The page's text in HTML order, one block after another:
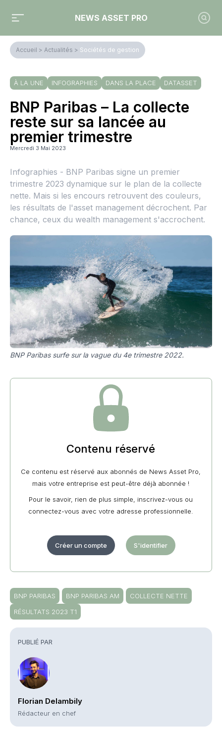
NEWS ASSET PRO
Accueil > Actualités > Sociétés de gestion
PUBLIÉ PAR
Florian Delambily
Rédacteur en chef
À LA UNE INFOGRAPHIES DANS LA PLACE DATASSET
BNP Paribas – La collecte
reste sur sa lancée au
premier trimestre
Mercredi 3 Mai 2023
Infographies - BNP Paribas signe un premier
trimestre 2023 dynamique sur le plan de la collecte
nette. Mais si les encours retrouvent des couleurs,
les résultats de l'asset management décrochent. Par
chance, ceux du wealth management s'accrochent.
BNP Paribas surfe sur la vague du 4e trimestre 2022.
Contenu réservé
Ce contenu est réservé aux abonnés de News Asset Pro,
mais votre entreprise est peut-être déjà abonnée !
Pour le savoir, rien de plus simple, inscrivez-vous ou
connectez-vous avec votre adresse professionnelle.
Créer un compte S'identifier
BNP PARIBAS BNP PARIBAS AM
COLLECTE NETTE
RÉSULTATS 2023 T1